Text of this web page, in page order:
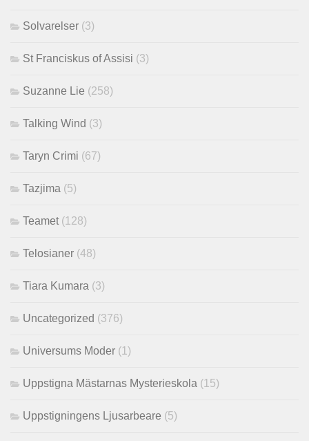
Solvarelser (3)
St Franciskus of Assisi (3)
Suzanne Lie (258)
Talking Wind (3)
Taryn Crimi (67)
Tazjima (5)
Teamet (128)
Telosianer (48)
Tiara Kumara (3)
Uncategorized (376)
Universums Moder (1)
Uppstigna Mästarnas Mysterieskola (15)
Uppstigningens Ljusarbeare (5)